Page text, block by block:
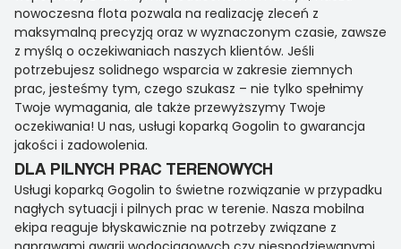
nowoczesna flota pozwala na realizację zleceń z
maksymalną precyzją oraz w wyznaczonym czasie, zawsze
z myślą o oczekiwaniach naszych klientów. Jeśli
potrzebujesz solidnego wsparcia w zakresie ziemnych
prac, jesteśmy tym, czego szukasz – nie tylko spełnimy
Twoje wymagania, ale także przewyższymy Twoje
oczekiwania! U nas, usługi koparką Gogolin to gwarancja
jakości i zadowolenia.
DLA PILNYCH PRAC TERENOWYCH
Usługi koparką Gogolin to świetne rozwiązanie w przypadku
nagłych sytuacji i pilnych prac w terenie. Nasza mobilna
ekipa reaguje błyskawicznie na potrzeby związane z